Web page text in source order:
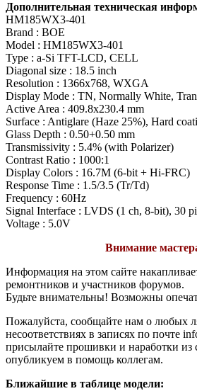
Дополнительная техническая
HM185WX3-401
Brand : BOE
Model : HM185WX3-401
Type : a-Si TFT-LCD, CELL
Diagonal size : 18.5 inch
Resolution : 1366x768, WXGA
Display Mode : TN, Normally White,
Active Area : 409.8x230.4 mm
Surface : Antiglare (Haze 25%), Hard
Glass Depth : 0.50+0.50 mm
Transmissivity : 5.4% (with Polarizer)
Contrast Ratio : 1000:1
Display Colors : 16.7M (6-bit + Hi-FRC)
Response Time : 1.5/3.5 (Tr/Td)
Frequency : 60Hz
Signal Interface : LVDS (1 ch, 8-bit), 30
Voltage : 5.0V
Внимание
Информация на этом сайте
ремонтников и участников форумов.
Будьте внимательны! Возможны
Пожалуйста, сообщайте нам о любых
несоответствиях в записях по почте
присылайте прошивки и наработки из
опубликуем в помощь коллегам.
Ближайшие в таблице модели: